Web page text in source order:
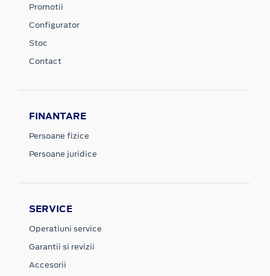
Promotii
Configurator
Stoc
Contact
FINANTARE
Persoane fizice
Persoane juridice
SERVICE
Operatiuni service
Garantii si revizii
Accesorii